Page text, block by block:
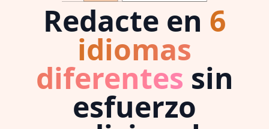
Redacte en 6
idiomas
diferentes sin
esfuerzo